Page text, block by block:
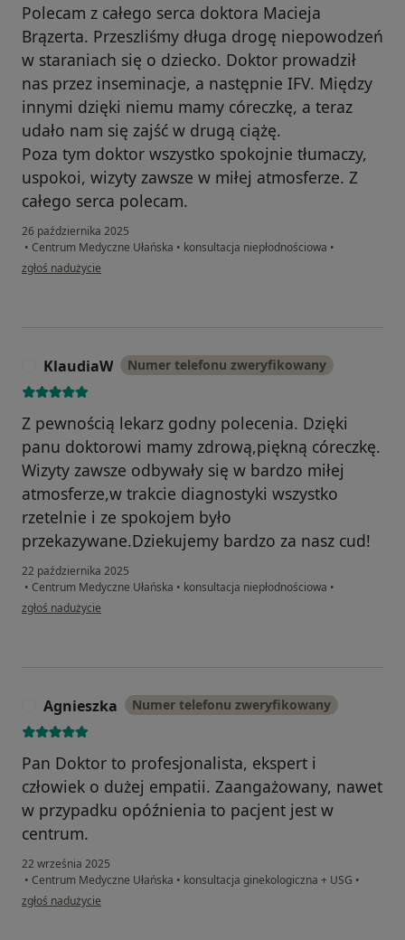
Polecam z całego serca doktora Macieja
Brązerta. Przeszliśmy długa drogę niepowodzeń
w staraniach się o dziecko. Doktor prowadził
nas przez inseminacje, a następnie IFV. Między
innymi dzięki niemu mamy córeczkę, a teraz
udało nam się zajść w drugą ciążę.
Poza tym doktor wszystko spokojnie tłumaczy,
uspokoi, wizyty zawsze w miłej atmosferze. Z
całego serca polecam.
26 października 2025
• Centrum Medyczne Ułańska • konsultacja niepłodnościowa •
w opinii użytkownika Agnieszka
zgłoś nadużycie
KlaudiaW Numer telefonu zweryfikowany
Z pewnością lekarz godny polecenia. Dzięki
panu doktorowi mamy zdrową,piękną córeczkę.
Wizyty zawsze odbywały się w bardzo miłej
atmosferze,w trakcie diagnostyki wszystko
rzetelnie i ze spokojem było
przekazywane.Dziekujemy bardzo za nasz cud!
22 października 2025
• Centrum Medyczne Ułańska • konsultacja niepłodnościowa •
w opinii użytkownika KlaudiaW
zgłoś nadużycie
Agnieszka Numer telefonu zweryfikowany
Pan Doktor to profesjonalista, ekspert i
człowiek o dużej empatii. Zaangażowany, nawet
w przypadku opóźnienia to pacjent jest w
centrum.
22 września 2025
• Centrum Medyczne Ułańska • konsultacja ginekologiczna + USG •
w opinii użytkownika Agnieszka
zgłoś nadużycie